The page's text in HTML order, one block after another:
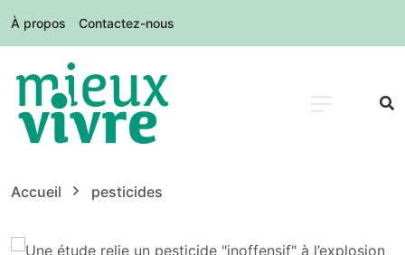
À propos Contactez-nous
Accueil pesticides